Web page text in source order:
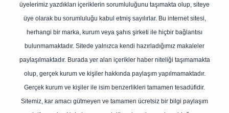
üyelerimiz yazdıkları içeriklerin sorumluluğunu taşımakta olup, siteye
üye olarak bu sorumluluğu kabul etmiş sayılırlar. Bu internet sitesi,
herhangi bir marka, kurum veya şahıs şirketi ile hiçbir bağlantısı
bulunmamaktadır. Sitede yalnızca kendi hazırladığımız makaleler
paylaşılmaktadır. Burada yer alan içerikler haber niteliği taşımamakta
olup, gerçek kurum ve kişiler hakkında paylaşım yapılmamaktadır.
Gerçek kurum ve kişiler ile isim benzerlikleri tamamen tesadüfidir.
Sitemiz, kar amacı gütmeyen ve tamamen ücretsiz bir bilgi paylaşım